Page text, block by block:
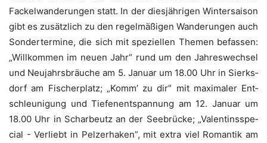
Fackel­wan­de­run­gen statt. In der dies­jäh­ri­gen Win­ter­sai­son
gibt es zusätz­lich zu den regel­mä­ßi­gen Wan­de­run­gen auch
Son­der­ter­mi­ne, die sich mit spe­zi­el­len The­men befas­sen:
„Will­kom­men im neu­en Jahr“ rund um den Jah­res­wech­sel
und Neu­jahrs­bräu­che am 5. Janu­ar um 18.00 Uhr in Sierks­
dorf am Fischer­platz; „Komm’ zu dir” mit maxi­ma­ler Ent­
schleu­ni­gung und Tie­fen­ent­span­nung am 12. Janu­ar um
18.00 Uhr in Schar­beutz an der See­brü­cke; „Valen­tins­spe­
cial - Ver­liebt in Pelz­erha­ken”, mit extra viel Roman­tik am